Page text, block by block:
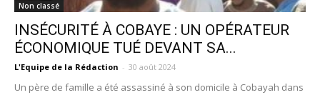
Non classé
INSÉCURITÉ À COBAYE : UN OPÉRATEUR
ÉCONOMIQUE TUÉ DEVANT SA...
L'Equipe de la Rédaction - 30 août 2024
Un père de famille a été assassiné à son domicile à Cobayah dans